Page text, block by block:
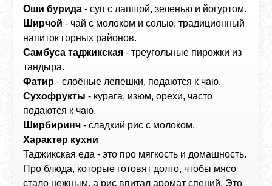
Оши бурида - суп с лапшой, зеленью и йогуртом.
Ширчой - чай с молоком и солью, традиционный
напиток горных районов.
Самбуса таджикская - треугольные пирожки из
тандыра.
Фатир - слоёные лепешки, подаются к чаю.
Сухофрукты - курага, изюм, орехи, часто
подаются к чаю.
Ширбиринч - сладкий рис с молоком.
Характер кухни
Таджикская еда - это про мягкость и домашность.
Про блюда, которые готовят долго, чтобы мясо
стало нежным, а рис впитал аромат специй. Это